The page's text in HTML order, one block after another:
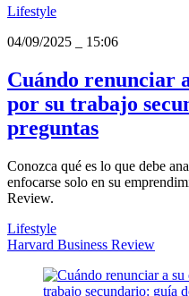
Lifestyle
04/09/2025
15:06
Cuándo renunciar
por su trabajo
preguntas
Conozca qué es lo que debe
enfocarse solo en su
Review.
Lifestyle
Harvard Business Review